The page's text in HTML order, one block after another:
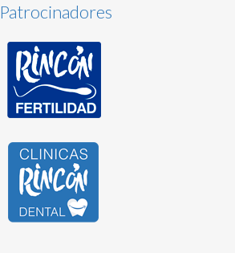
Patrocinadores